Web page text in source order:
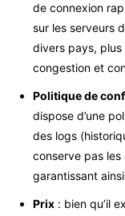
de connexion
sur les serveurs
divers pays, plus
congestion et
Politique de
dispose d’une
des logs
conserve pas
garantissant
Prix : bien qu’il